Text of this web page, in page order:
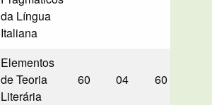
da Língua
Italiana
Elementos
de Teoria
Literária
60 04 60